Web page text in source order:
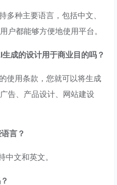
多种主要语言，包括中文、
户都能够方便地使用平台。
成的设计用于商业目的吗？
使用条款，您就可以将生成
告、产品设计、网站建设
言？
文和英文。